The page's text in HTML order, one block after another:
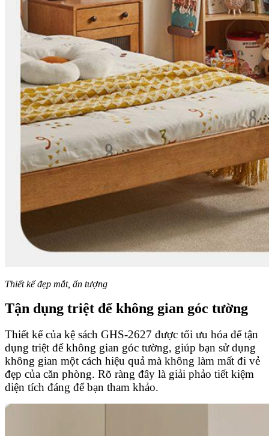
Thiết kế đẹp mắt, ấn tượng
Tận dụng triệt để không gian góc tường
Thiết kế của kệ sách GHS-2627 được tối ưu hóa để tận
dụng triệt để không gian góc tường, giúp bạn sử dụng
không gian một cách hiệu quả mà không làm mất đi vẻ
đẹp của căn phòng. Rõ ràng đây là giải phảo tiết kiệm
diện tích đáng để bạn tham khảo.